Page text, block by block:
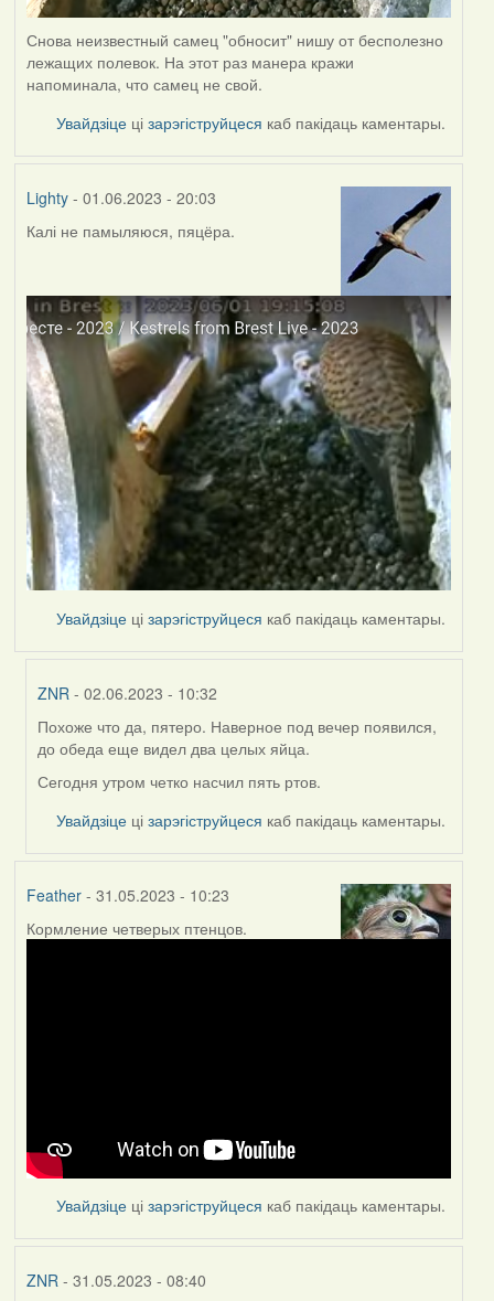
Снова неизвестный самец "обносит" нишу от бесполезно
лежащих полевок. На этот раз манера кражи
напоминала, что самец не свой.
Увайдзіце цізарэгіструйцеся каб пакідаць каментары.
Lighty- 01.06.2023 - 20:03
Калі не памыляюся, пяцёра.
Увайдзіце цізарэгіструйцеся каб пакідаць каментары.
ZNR - 02.06.2023 - 10:32
In
reply
to
Lighty
Похоже что да, пятеро. Наверное под вечер появился,
до обеда еще видел два целых яйца.
Сегодня утром четко насчил пять ртов.
Увайдзіце цізарэгіструйцеся каб пакідаць каментары.
Feather- 31.05.2023 - 10:23
Кормление четверых птенцов.
Увайдзіце цізарэгіструйцеся каб пакідаць каментары.
ZNR- 31.05.2023 - 08:40